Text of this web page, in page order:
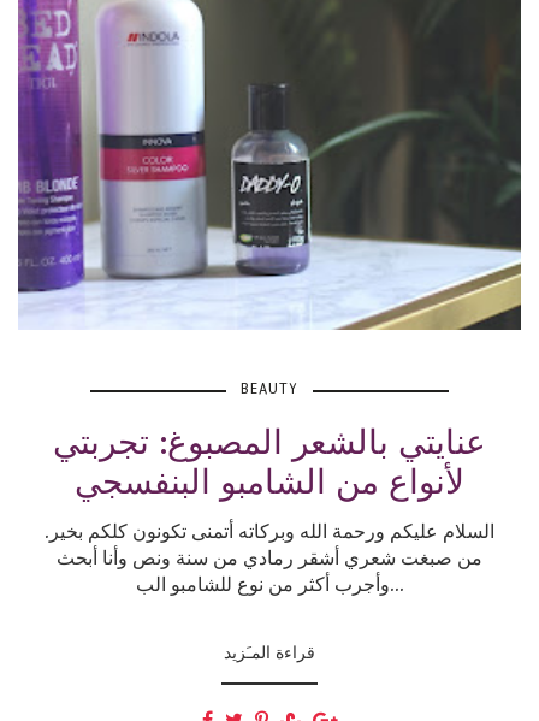
BEAUTY
عنايتي بالشعر المصبوغ: تجربتي
لأنواع من الشامبو البنفسجي
السلام عليكم ورحمة الله وبركاته أتمنى تكونون كلكم بخير.
من صبغت شعري أشقر رمادي من سنة ونص وأنا أبحث
وأجرب أكثر من نوع للشامبو الب...
قراءة المـَزيد